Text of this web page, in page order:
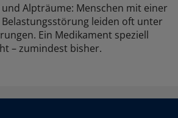
Alpträume: Menschen mit einer
leiden oft unter
Ein Medikament speziell
– zumindest bisher.